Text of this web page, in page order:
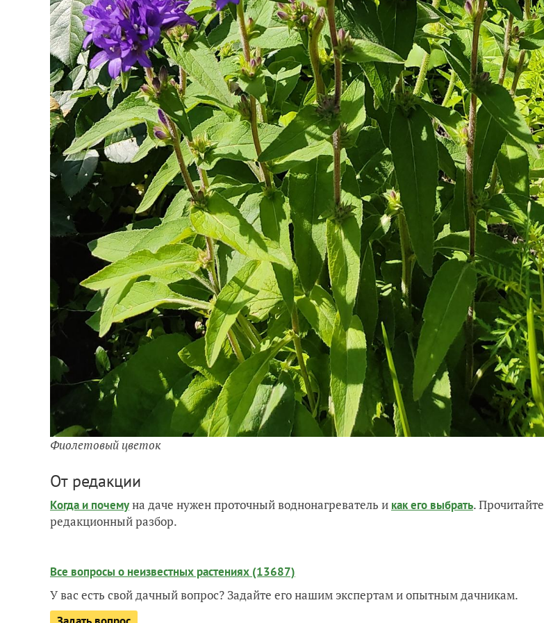
Фиолетовый цветок
От редакции
Когда и почемуна даче нужен проточный воднонагреватель и как его выбрать. Прочитайте
редакционный разбор.
Все вопросы о неизвестных растениях (13687)
У вас есть свой дачный вопрос? Задайте его нашим экспертам и опытным дачникам.